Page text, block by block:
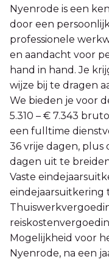
Nyenrode is een
door een
professionele
en aandacht voor
hand in hand. Je
wijze bij te dragen
We bieden je voor
5.310 – € 7.343
een fulltime
36 vrije dagen,
dagen uit te
Vaste
eindejaarsuitkering
Mogelijkheid voor
Nyenrode, na een